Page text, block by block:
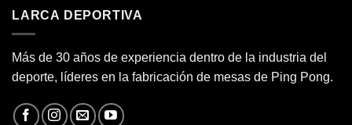
LARCA DEPORTIVA
Más de 30 años de experiencia dentro de la industria del
deporte, líderes en la fabricación de mesas de Ping Pong.